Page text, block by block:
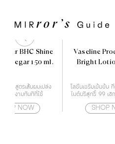
BHC Shine
Vinegar 150 ml.
มลื่น สูตรเส้นผมเปล่ง
ยเงางามทันทีที่ใช้
NOW
Vaseline
Bright
โลชั่นเซรั่มเข้มข้น
ไมด์บริสุทธิ์ 99 เฮ
SHOP